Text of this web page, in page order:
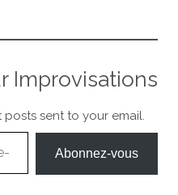
Improvisations
sent to your email.
Abonnez-vous